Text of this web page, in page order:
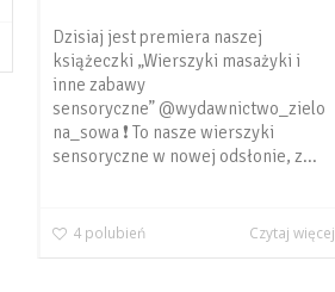
Dzisiaj jest premiera naszej
książeczki „Wierszyki masażyki i
inne zabawy
sensoryczne” @wydawnictwo_zielo
na_sowa ❗ To nasze wierszyki
sensoryczne w nowej odsłonie, z...
4 polubień Czytaj więcej